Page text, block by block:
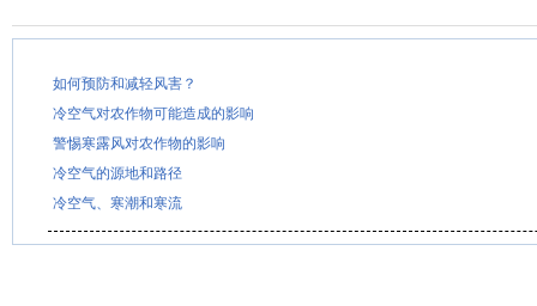
如何预防和减轻风害？
冷空气对农作物可能造成的影响
警惕寒露风对农作物的影响
冷空气的源地和路径
冷空气、寒潮和寒流